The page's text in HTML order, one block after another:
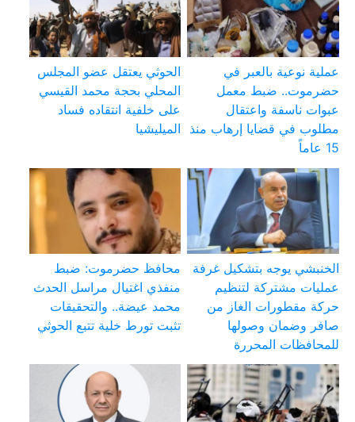
عملية نوعية بالعبر في
حضرموت.. ضبط معمل
عبوات ناسفة واعتقال
مطلوب في قضايا إرهاب منذ
15 عاماً
الحوثي يعتقل عضو المجلس
المحلي بحجة محمد القيسي
على خلفية انتقاده فساد
الميليشيا
الخنبشي يوجه بتشكيل غرفة
عمليات مشتركة لتنظيم
حركة مقطورات الغاز من
صافر وضمان وصولها
للمحافظات المحررة
محافظ حضرموت: ضبط
منفذي اغتيال مراسل الحدث
محمد عيضة.. والتحقيقات
تثبت تورط خلية تتبع الحوثي